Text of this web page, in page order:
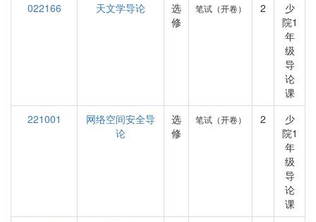
022166
天文学导论
选
修
笔试（开卷） 2
少
院1
年
级
导
论
课
221001
网络空间安全导
论
选
修
笔试（开卷） 2
少
院1
年
级
导
论
课